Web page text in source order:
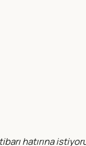
hatırına